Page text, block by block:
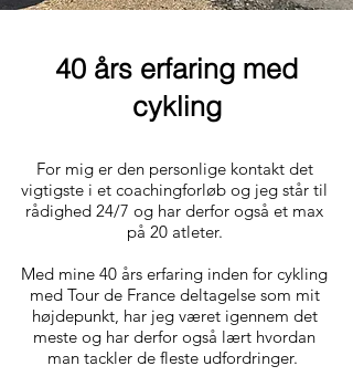
40 års erfaring med
cykling
For mig er den personlige kontakt det
vigtigste i et coachingforløb og jeg står til
rådighed 24/7 og har derfor også et max
på 20 atleter.
Med mine 40 års erfaring inden for cykling
med Tour de France deltagelse som mit
højdepunkt, har jeg været igennem det
meste og har derfor også lært hvordan
man tackler de fleste udfordringer.